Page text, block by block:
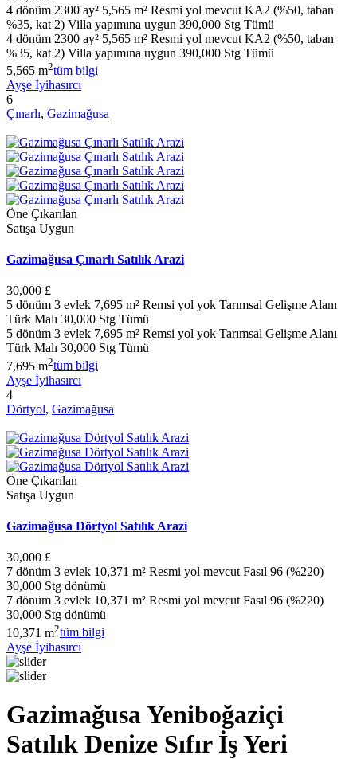
4 dönüm 2300 ay² 5,565 m² Resmi yol mevcut KA2 (%50, taban
%35, kat 2) Villa yapımına uygun 390,000 Stg Tümü
4 dönüm 2300 ay² 5,565 m² Resmi yol mevcut KA2 (%50, taban
%35, kat 2) Villa yapımına uygun 390,000 Stg Tümü
5,565 m2tüm bilgi
Ayşe İyihasırcı
6
Çınarlı, Gazimağusa
Öne Çıkarılan
Satışa Uygun
Gazimağusa Çınarlı Satılık Arazi
30,000 £
5 dönüm 3 evlek 7,695 m² Remsi yol yok Tarımsal Gelişme Alanı
Türk Malı 30,000 Stg Tümü
5 dönüm 3 evlek 7,695 m² Remsi yol yok Tarımsal Gelişme Alanı
Türk Malı 30,000 Stg Tümü
7,695 m2tüm bilgi
Ayşe İyihasırcı
4
Dörtyol, Gazimağusa
Öne Çıkarılan
Satışa Uygun
Gazimağusa Dörtyol Satılık Arazi
30,000 £
7 dönüm 3 evlek 10,371 m² Resmi yol mevcut Fasıl 96 (%220)
30,000 Stg dönümü
7 dönüm 3 evlek 10,371 m² Resmi yol mevcut Fasıl 96 (%220)
30,000 Stg dönümü
10,371 m2tüm bilgi
Ayşe İyihasırcı
Gazimağusa Yeniboğaziçi
Satılık Denize Sıfır İş Yeri